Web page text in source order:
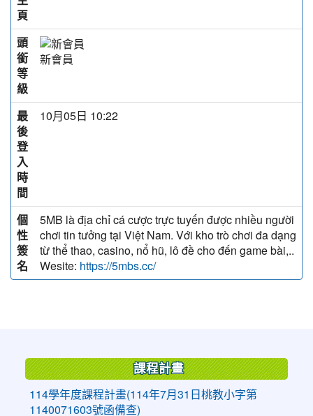
頁
頭
銜
等
級
新會員
最
後
登
入
時
間
10月05日 10:22
個
性
簽
名
5MB là địa chỉ cá cược trực tuyến được nhiều người
chơi tin tưởng tại Việt Nam. Với kho trò chơi đa dạng
từ thể thao, casino, nổ hũ, lô đề cho đến game bài,..
Wesite: https://5mbs.cc/
課程計畫
114學年度課程計畫(114年7月31日桃教小字第
1140071603號函備查)